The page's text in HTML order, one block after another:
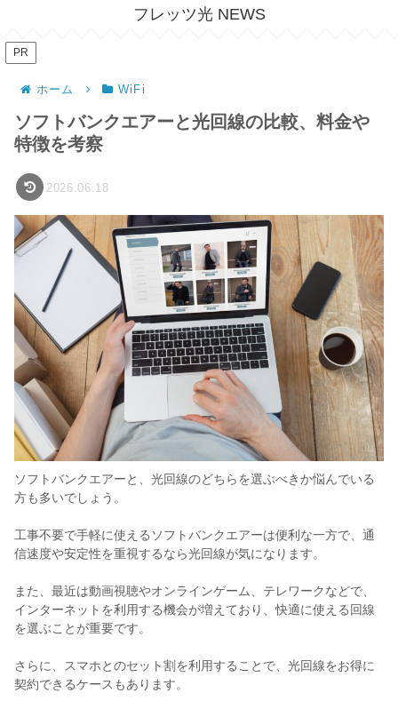
フレッツ光 NEWS
PR
ホーム WiFi
ソフトバンクエアーと光回線の比較、料金や
特徴を考察
2026.06.18
ソフトバンクエアーと、光回線のどちらを選ぶべきか悩んでいる
方も多いでしょう。
工事不要で手軽に使えるソフトバンクエアーは便利な一方で、通
信速度や安定性を重視するなら光回線が気になります。
また、最近は動画視聴やオンラインゲーム、テレワークなどで、
インターネットを利用する機会が増えており、快適に使える回線
を選ぶことが重要です。
さらに、スマホとのセット割を利用することで、光回線をお得に
契約できるケースもあります。